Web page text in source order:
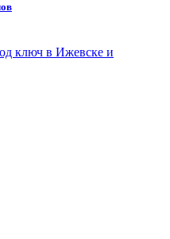
ключ в Ижевске и